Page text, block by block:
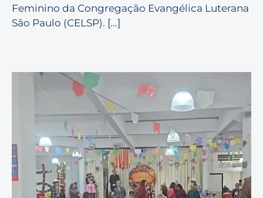
Feminino da Congregação Evangélica Luterana
São Paulo (CELSP). [...]